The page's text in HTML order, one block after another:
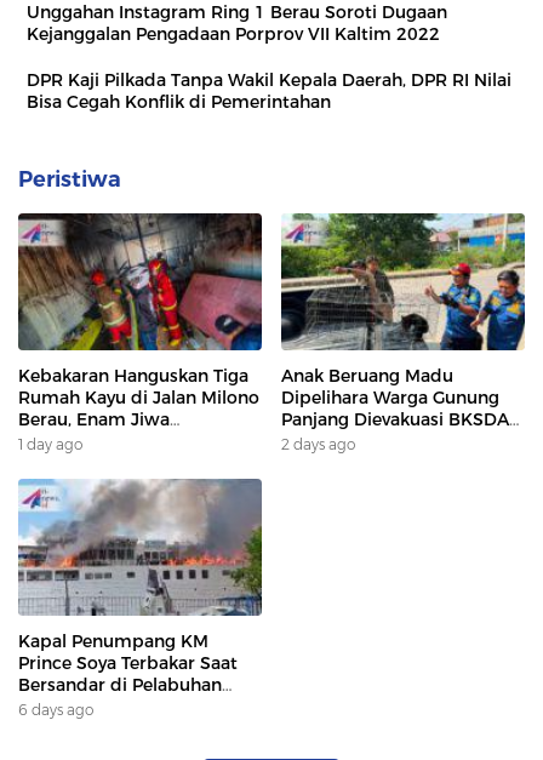
Unggahan Instagram Ring 1 Berau Soroti Dugaan
Kejanggalan Pengadaan Porprov VII Kaltim 2022
DPR Kaji Pilkada Tanpa Wakil Kepala Daerah, DPR RI Nilai
Bisa Cegah Konflik di Pemerintahan
Peristiwa
Kebakaran Hanguskan Tiga
Rumah Kayu di Jalan Milono
Berau, Enam Jiwa
Terdampak
1 day ago
Anak Beruang Madu
Dipelihara Warga Gunung
Panjang Dievakuasi BKSDA
Dan DAMKAR
2 days ago
Kapal Penumpang KM
Prince Soya Terbakar Saat
Bersandar di Pelabuhan
Samarinda, Keberangkatan
6 days ago